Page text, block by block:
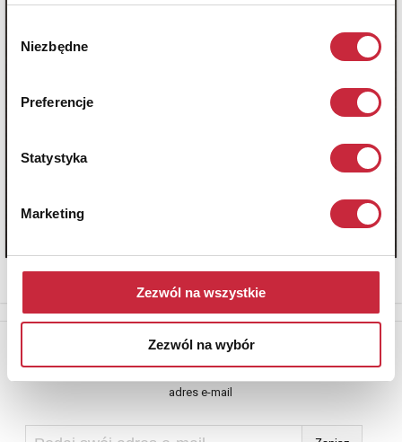
zgody
Niezbędne
Preferencje
Statystyka
Marketing
Zezwól na wszystkie
Zezwól na wybór
Newsletter
adres e-mail